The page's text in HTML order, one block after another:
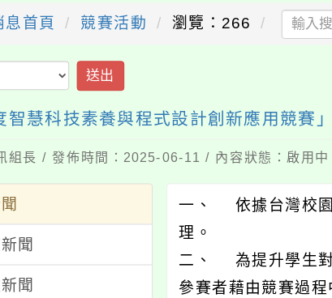
息首頁 競賽活動 瀏覽：266
送出
智慧科技素養與程式設計創新應用競賽
組長 / 發佈時間：2025-06-11 / 內容狀態：啟用中
聞
聞
一、 依據台灣校園
理。
二、 為提升學生對
參賽者藉由競賽過